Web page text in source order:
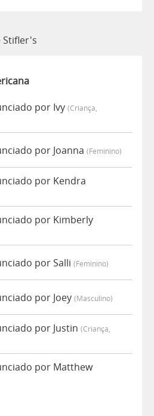
Stifler's
por Ivy (criança,
por Joanna (feminino)
por Kendra
por Kimberly
por Salli (feminino)
por Joey (masculino)
por Justin (criança,
por Matthew